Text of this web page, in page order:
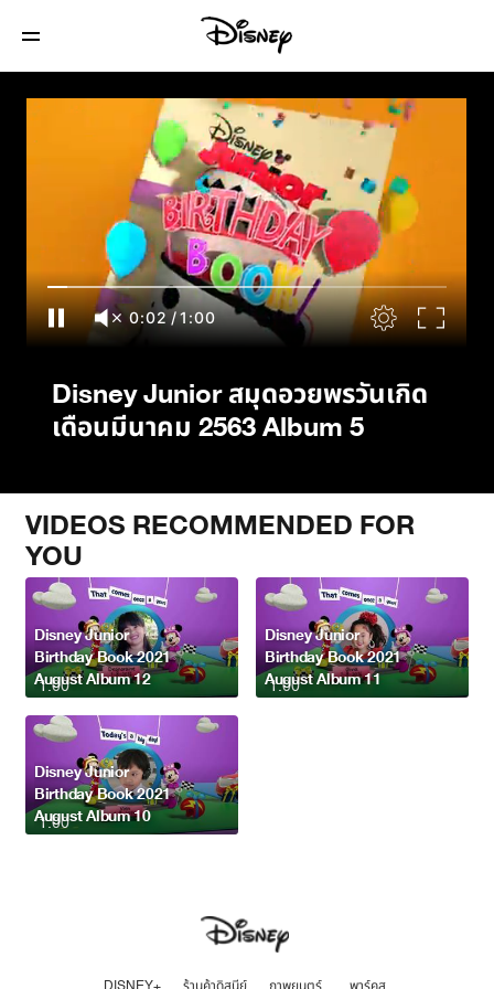
Disney Junior สมุดอวยพรวันเกิดเดือน
มีนาคม 2563 Album 5
0:02 /1:00
Disney Junior สมุดอวยพรวันเกิด
เดือนมีนาคม 2563 Album 5
VIDEOS RECOMMENDED FOR
YOU
1:00
Disney Junior
Birthday Book 2021
August Album 12
1:00
Disney Junior
Birthday Book 2021
August Album 11
1:00
Disney Junior
Birthday Book 2021
August Album 10